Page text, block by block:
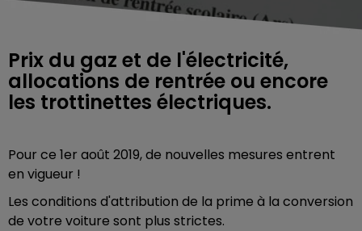
Prix du gaz et de l'électricité,
allocations de rentrée ou encore
les trottinettes électriques.
Pour ce 1er août 2019, de nouvelles mesures entrent
en vigueur !
Les conditions d'attribution de la prime à la conversion
de votre voiture sont plus strictes.